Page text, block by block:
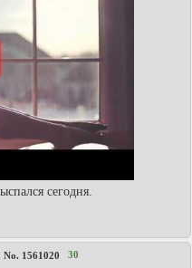
сегодня.
No. 1561020 30